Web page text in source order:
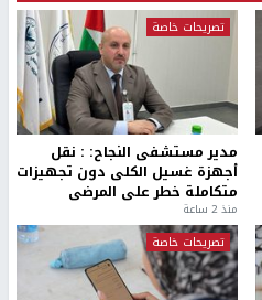
تصريحات خاصة
مدير مستشفى النجاح: : نقل
أجهزة غسيل الكلى دون تجهيزات
متكاملة خطر على المرضى
منذ 2 ساعة
تصريحات خاصة